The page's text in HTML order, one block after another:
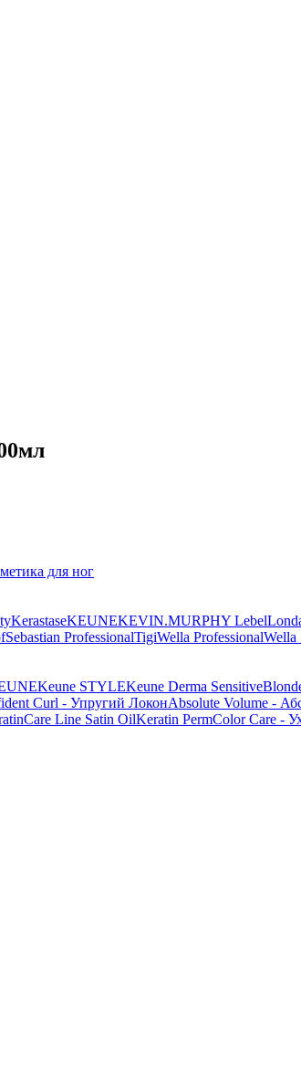
для ног
KerastaseKEUNEKEVIN.MURPHY Lebel
Sebastian ProfessionalTigiWella ProfessionalWella
Keune STYLEKeune Derma Sensitive
Curl - Упругий ЛоконAbsolute Volume -
Care Line Satin OilKeratin PermColor Care -